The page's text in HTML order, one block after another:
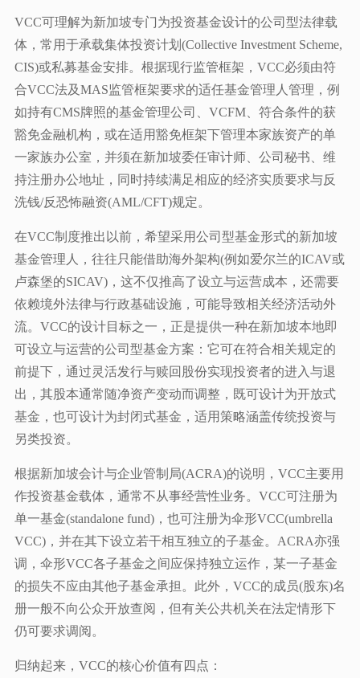
VCC可理解为新加坡专门为投资基金设计的公司型法律载
体，常用于承载集体投资计划(Collective Investment Scheme,
CIS)或私募基金安排。根据现行监管框架，VCC必须由符
合VCC法及MAS监管框架要求的适任基金管理人管理，例
如持有CMS牌照的基金管理公司、VCFM、符合条件的获
豁免金融机构，或在适用豁免框架下管理本家族资产的单
一家族办公室，并须在新加坡委任审计师、公司秘书、维
持注册办公地址，同时持续满足相应的经济实质要求与反
洗钱/反恐怖融资(AML/CFT)规定。
在VCC制度推出以前，希望采用公司型基金形式的新加坡
基金管理人，往往只能借助海外架构(例如爱尔兰的ICAV或
卢森堡的SICAV)，这不仅推高了设立与运营成本，还需要
依赖境外法律与行政基础设施，可能导致相关经济活动外
流。VCC的设计目标之一，正是提供一种在新加坡本地即
可设立与运营的公司型基金方案：它可在符合相关规定的
前提下，通过灵活发行与赎回股份实现投资者的进入与退
出，其股本通常随净资产变动而调整，既可设计为开放式
基金，也可设计为封闭式基金，适用策略涵盖传统投资与
另类投资。
根据新加坡会计与企业管制局(ACRA)的说明，VCC主要用
作投资基金载体，通常不从事经营性业务。VCC可注册为
单一基金(standalone fund)，也可注册为伞形VCC(umbrella
VCC)，并在其下设立若干相互独立的子基金。ACRA亦强
调，伞形VCC各子基金之间应保持独立运作，某一子基金
的损失不应由其他子基金承担。此外，VCC的成员(股东)名
册一般不向公众开放查阅，但有关公共机关在法定情形下
仍可要求调阅。
归纳起来，VCC的核心价值有四点：